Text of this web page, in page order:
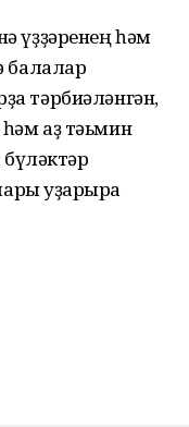
үҙҙәренең һәм
балалар
тәрбиәләнгән,
аҙ тәьмин
бүләктәр
уҙғарырға